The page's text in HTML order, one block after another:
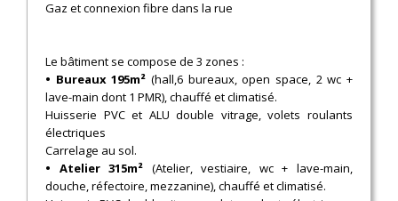
Gaz et connexion fibre dans la rue
Le bâtiment se compose de 3 zones :
• Bureaux 195m² (hall,6 bureaux, open space, 2 wc +
lave-main dont 1 PMR), chauffé et climatisé.
Huisserie PVC et ALU double vitrage, volets roulants
électriques
Carrelage au sol.
• Atelier 315m² (Atelier, vestiaire, wc + lave-main,
douche, réfectoire, mezzanine), chauffé et climatisé.